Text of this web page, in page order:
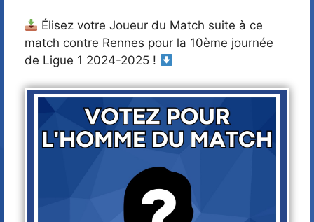
Élisez votre Joueur du Match suite à ce
match contre Rennes pour la 10ème journée
de Ligue 1 2024-2025 !